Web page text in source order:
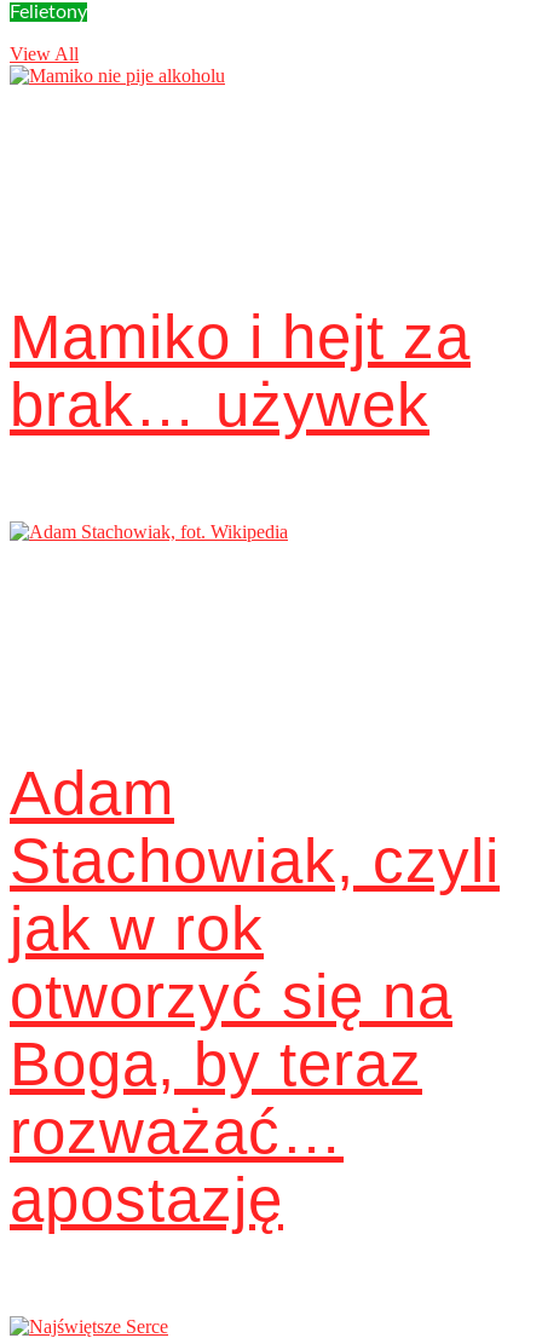
Felietony
View All
Mamiko i hejt za
brak… używek
Adam
Stachowiak, czyli
jak w rok
otworzyć się na
Boga, by teraz
rozważać…
apostazję